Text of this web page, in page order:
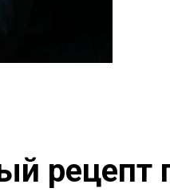
рецепт